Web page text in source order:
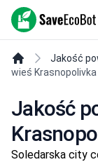
SaveEcoBot
Jakość
wieś Krasnopolivka
Jakość
Soledarska city